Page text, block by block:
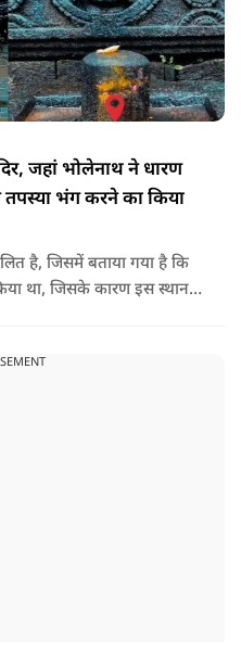
जहां भोलेनाथ ने धारण
भंग करने का किया
है, जिसमें बताया गया है कि
था, जिसके कारण इस स्थान